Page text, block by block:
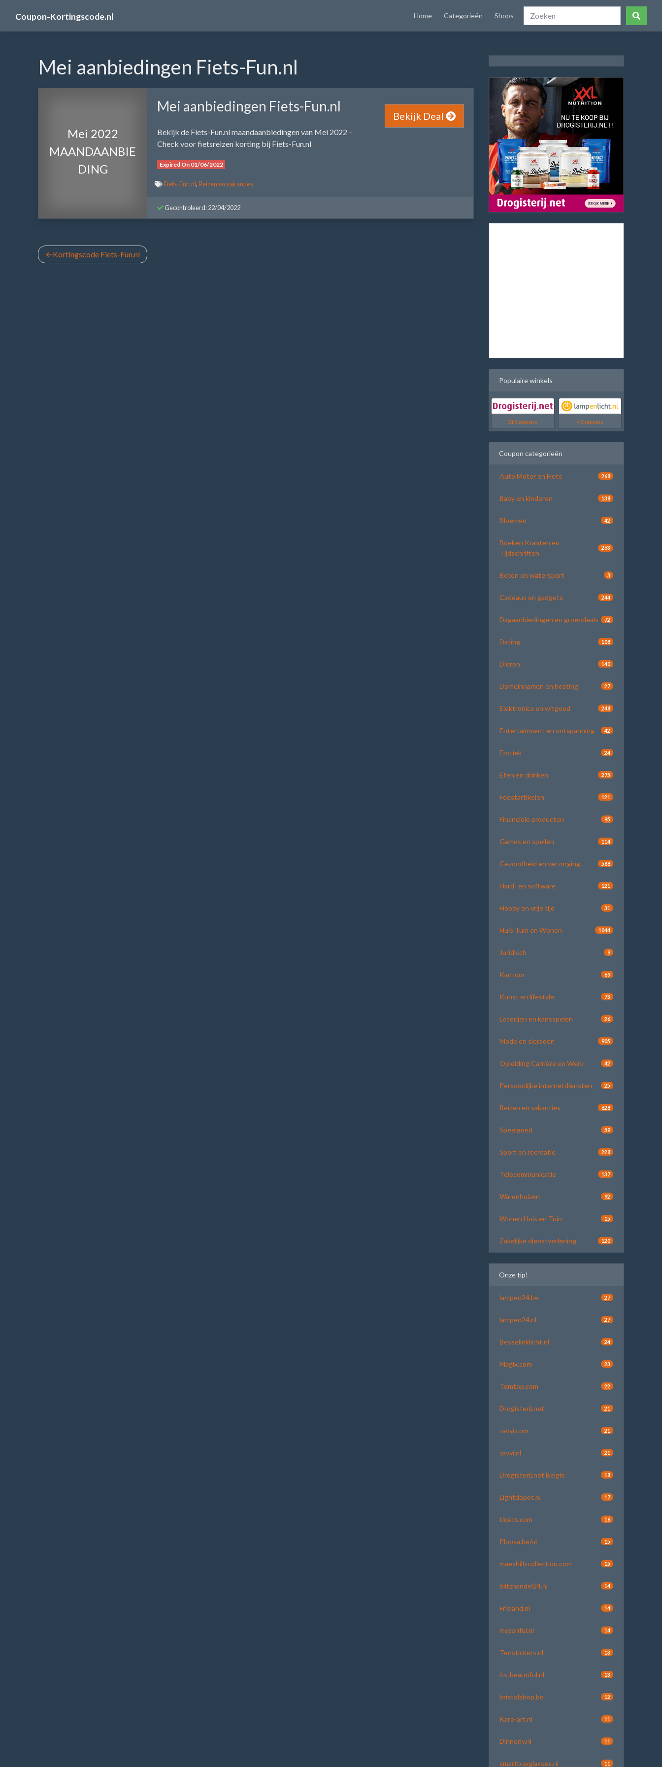
Coupon-Kortingscode.nl Home Categorieën Shops
Mei aanbiedingen Fiets-Fun.nl
Mei 2022
MAANDAANBIE
DING
Mei aanbiedingen Fiets-Fun.nl
Bekijk de Fiets-Fun.nl maandaanbiedingen van Mei 2022 –
Check voor fietsreizen korting bij Fiets-Fun.nl
Expired On 01/06/2022
Bekijk Deal
Fiets-Fun.nl,Reizen en vakanties
Gecontroleerd: 22/04/2022
Bericht
Kortingscode Fiets-Fun.nl
Populaire winkels
21 Coupons 4 Coupons
Coupon categorieën
Auto Motor en Fiets 268
Baby en kinderen 138
Bloemen 42
Boeken Kranten en
Tijdschriften
263
Boten en watersport 3
Cadeaus en gadgets 244
Dagaanbiedingen en groepdeals 72
Dating 108
Dieren 140
Domeinnamen en hosting 27
Elektronica en witgoed 248
Entertainment en ontspanning 42
Erotiek 24
Eten en drinken 275
Feestartikelen 121
Financiële producten 95
Games en spellen 114
Gezondheid en verzorging 588
Hard- en software 121
Hobby en vrije tijd 31
Huis Tuin en Wonen 1044
Juridisch 9
Kantoor 69
Kunst en lifestyle 73
Loterijen en kansspelen 26
Mode en sieraden 905
Opleiding Carrière en Werk 42
Persoonlijke internetdiensten 25
Reizen en vakanties 628
Speelgoed 59
Sport en recreatie 228
Telecommunicatie 137
Warenhuizen 92
Wonen Huis en Tuin 15
Zakelijke dienstverlening 120
Onze tip!
lampen24.be 27
lampen24.nl 27
Besselinklicht.nl 24
Magix.com 23
Tomtop.com 22
Drogisterij.net 21
zavvi.com 21
zavvi.nl 21
Drogisterij.net Belgie 18
Lightdepot.nl 17
tiqets.com 16
Plopsa.be/nl 15
maeshillscollection.com 15
blitzhandel24.nl 14
Frisland.nl 14
myzenful.nl 14
Tenstickers.nl 13
its-beautiful.nl 13
bristolshop.be 12
Karo-art.nl 11
Dinnerly.nl 11
smartbuyglasses.nl 11